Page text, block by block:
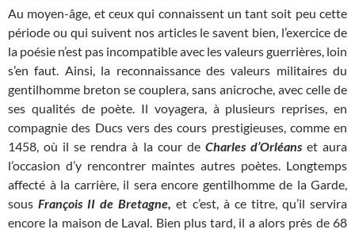
Au moyen-âge, et ceux qui connaissent un tant soit peu cette
période ou qui suivent nos articles le savent bien, l’exercice de
la poésie n’est pas incompatible avec les valeurs guerrières, loin
s’en faut. Ainsi, la reconnaissance des valeurs militaires du
gentilhomme breton se couplera, sans anicroche, avec celle de
ses qualités de poète. Il voyagera, à plusieurs reprises, en
compagnie des Ducs vers des cours prestigieuses, comme en
1458, où il se rendra à la cour de Charles d’Orléanset aura
l’occasion d’y rencontrer maintes autres poètes. Longtemps
affecté à la carrière, il sera encore gentilhomme de la Garde,
sousFrançois II de Bretagne, et c’est, à ce titre, qu’il servira
encore la maison de Laval. Bien plus tard, il a alors près de 68